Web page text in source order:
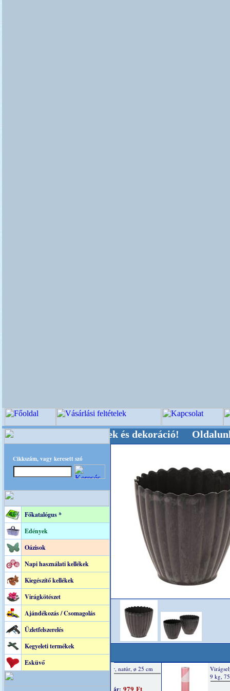
Cikkszám, vagy keresett szó
Főkatalógus *
Edények
Oázisok
Napi használati kellékek
Kiegészítő kellékek
Virágkötészet
Ajándékozás / Csomagolás
Üzletfelszerelés
Kegyeleti termékek
Esküvő
kellékek és dekoráció! Oldalunkat